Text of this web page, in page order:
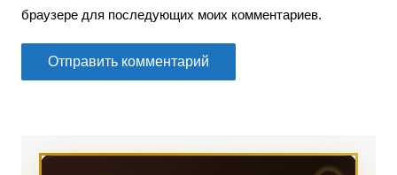
браузере для последующих моих комментариев.